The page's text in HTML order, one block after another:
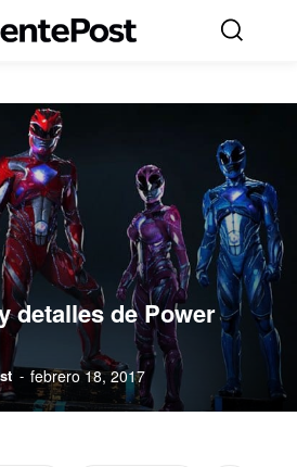
detalles de Power
- febrero 18, 2017